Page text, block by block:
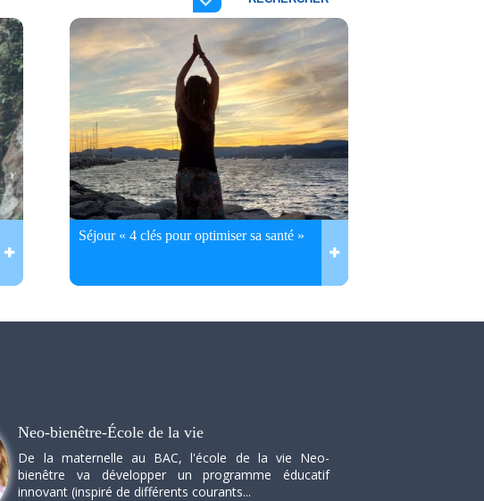
Séjour « 4 clés pour optimiser sa santé »
Neo-bienêtre-École de la vie
De la maternelle au BAC, l'école de la vie Neo-
bienêtre va développer un programme éducatif
innovant (inspiré de différents courants...